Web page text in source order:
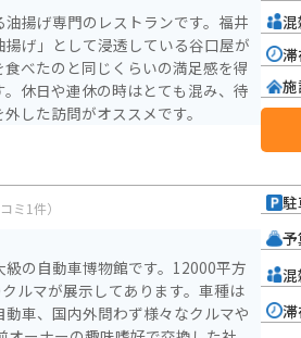
揚げ専門のレストランです。福井
げ」として浸透している谷口屋が
べたのと同じくらいの満足感を得
休日や連休の時はとても混み、待
した訪問がオススメです。
混
滞
施
コミ1件）
の自動車博物館です。12000平方
ルマが展示してあります。車種は
車、国内外問わず様々なクルマや
駐
予
混
滞